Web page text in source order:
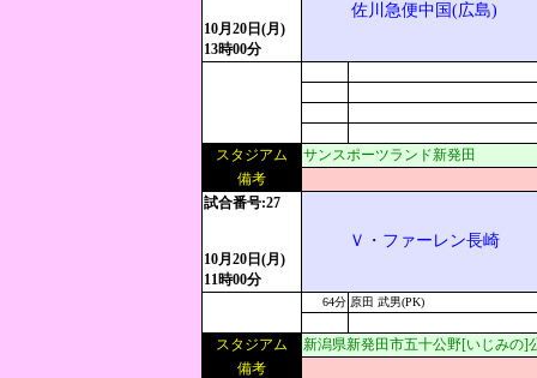
10月20日(月)
13時00分
佐川急便中国(広島)
スタジアム
サンスポーツランド新発田
備考
試合番号:27
10月20日(月)
11時00分
Ｖ・ファーレン長崎
64分 原田 武男(PK)
スタジアム
新潟県新発田市五十公野[いじみの]
備考